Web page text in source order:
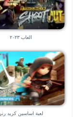
العاب ٢٠٢٣
لعبة اساسين كريد رنر